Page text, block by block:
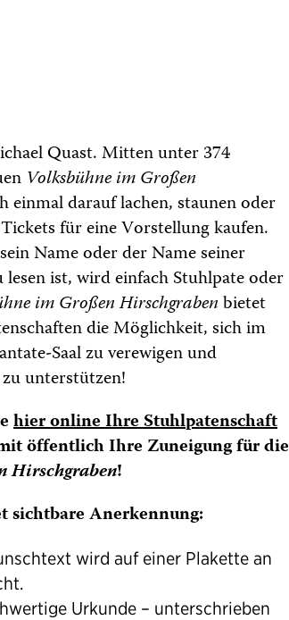
Quast. Mitten unter 374
Volksbühne im Großen
einmal darauf lachen, staunen oder
für eine Vorstellung kaufen.
Name oder der Name seiner
ist, wird einfach Stuhlpate oder
im Großen Hirschgrabenbietet
die Möglichkeit, sich im
Saal zu verewigen und
unterstützen!
hier online Ihre Stuhlpatenschaft
öffentlich Ihre Zuneigung für die
Hirschgraben!
sichtbare Anerkennung:
wird auf einer Plakette an
Urkunde – unterschrieben